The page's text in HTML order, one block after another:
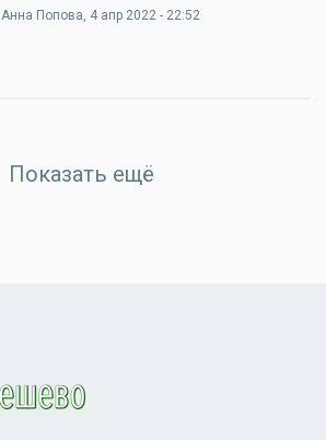
Анна Попова, 4 апр 2022 - 22:52
Показать ещё